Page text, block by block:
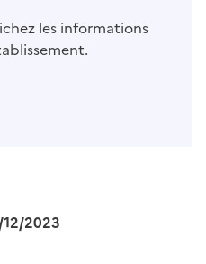
les informations
2023